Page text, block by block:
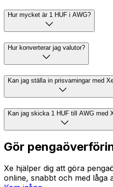
Hur mycket är 1 HUF i AWG?
Hur konverterar jag valutor?
Kan jag ställa in prisvarningar med
Kan jag skicka 1 HUF till AWG med
Gör
Xe hjälper dig att göra
online, snabbt och med låga